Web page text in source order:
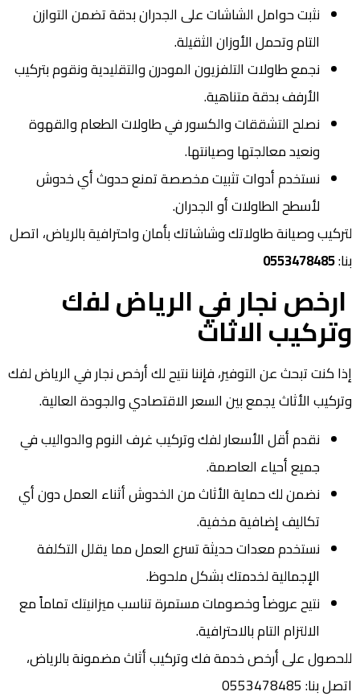
نثبت حوامل الشاشات على الجدران بدقة تضمن التوازن
التام وتحمل الأوزان الثقيلة.
نجمع طاولات التلفزيون المودرن والتقليدية ونقوم بتركيب
الأرفف بدقة متناهية.
نصلح التشققات والكسور في طاولات الطعام والقهوة
ونعيد معالجتها وصيانتها.
نستخدم أدوات تثبيت مخصصة تمنع حدوث أي خدوش
لأسطح الطاولات أو الجدران.
لتركيب وصيانة طاولاتك وشاشاتك بأمان واحترافية بالرياض، اتصل
بنا:0553478485
ارخص نجار في الرياض لفك
وتركيب الاثاث
إذا كنت تبحث عن التوفير، فإننا نتيح لك أرخص نجار في الرياض لفك
وتركيب الأثاث يجمع بين السعر الاقتصادي والجودة العالية.
نقدم أقل الأسعار لفك وتركيب غرف النوم والدواليب في
جميع أحياء العاصمة.
نضمن لك حماية الأثاث من الخدوش أثناء العمل دون أي
تكاليف إضافية مخفية.
نستخدم معدات حديثة تسرع العمل مما يقلل التكلفة
الإجمالية لخدمتك بشكل ملحوظ.
نتيح عروضاً وخصومات مستمرة تناسب ميزانيتك تماماً مع
الالتزام التام بالاحترافية.
للحصول على أرخص خدمة فك وتركيب أثاث مضمونة بالرياض،
اتصل بنا: 0553478485